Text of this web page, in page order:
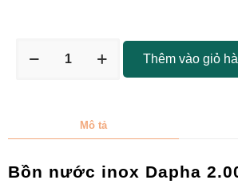
Thêm vào giỏ
Mô tả
Bồn nước inox Dapha